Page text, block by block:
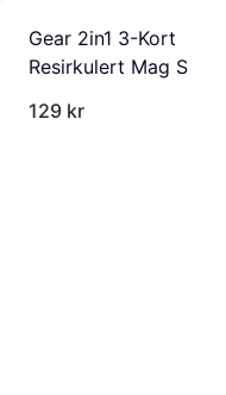
Gear 2in1 3-Kort
Resirkulert Mag
129 kr